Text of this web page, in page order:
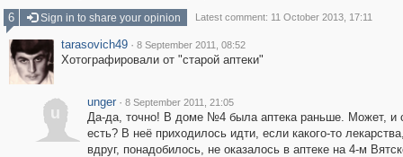
6
Sign in to share your opinion Latest comment: 11 October 2013, 17:11
tarasovich49 · 8 September 2011, 08:52
Хотографировали от "старой аптеки"
u
unger · 8 September 2011, 21:05
Да-да, точно! В доме №4 была аптека раньше. Может, и
есть? В неё приходилось идти, если какого-то
вдруг, понадобилось, не оказалось в аптеке на 4-м